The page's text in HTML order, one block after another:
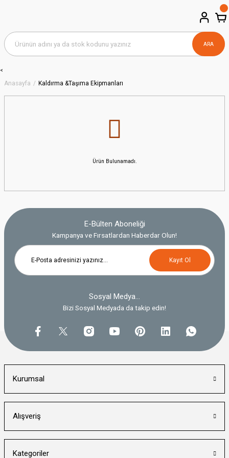
ARA
<
Anasayfa Kaldırma &Taşıma Ekipmanları
Ürün Bulunamadı.
E-Bülten Aboneliği
Kampanya ve Fırsatlardan Haberdar Olun!
Kayıt Ol
Sosyal Medya...
Bizi Sosyal Medyada da takip edin!
Kurumsal
Alışveriş
Kategoriler